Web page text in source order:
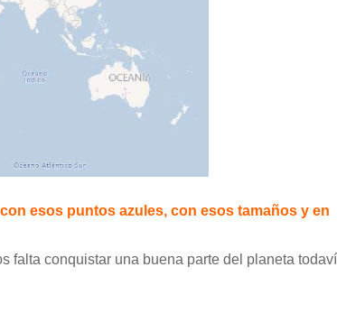
esos puntos azules, con esos tamaños y en
falta conquistar una buena parte del planeta